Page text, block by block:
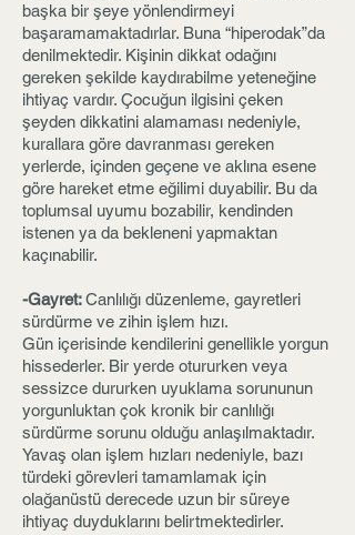
başka bir şeye yönlendirmeyi
başaramamaktadırlar. Buna “hiperodak”da
denilmektedir. Kişinin dikkat odağını
gereken şekilde kaydırabilme yeteneğine
ihtiyaç vardır. Çocuğun ilgisini çeken
şeyden dikkatini alamaması nedeniyle,
kurallara göre davranması gereken
yerlerde, içinden geçene ve aklına esene
göre hareket etme eğilimi duyabilir. Bu da
toplumsal uyumu bozabilir, kendinden
istenen ya da bekleneni yapmaktan
kaçınabilir.
-Gayret:Canlılığı düzenleme, gayretleri
sürdürme ve zihin işlem hızı.
Gün içerisinde kendilerini genellikle yorgun
hissederler. Bir yerde otururken veya
sessizce dururken uyuklama sorununun
yorgunluktan çok kronik bir canlılığı
sürdürme sorunu olduğu anlaşılmaktadır.
Yavaş olan işlem hızları nedeniyle, bazı
türdeki görevleri tamamlamak için
olağanüstü derecede uzun bir süreye
ihtiyaç duyduklarını belirtmektedirler.